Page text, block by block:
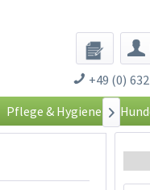
+49 (0)
Pflege & Hygiene 